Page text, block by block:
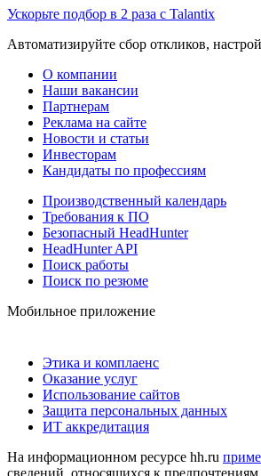
Ускорьте подбор в 2 раза с Talantix
Автоматизируйте сбор откликов,
О компании
Наши вакансии
Партнерам
Реклама на сайте
Новости и статьи
Инвесторам
Кандидаты по профессиям
Производственный календарь
Требования к ПО
Безопасный HeadHunter
HeadHunter API
Поиск работы
Поиск по резюме
Мобильное приложение
Этика и комплаенс
Оказание услуг
Использование сайтов
Защита персональных данных
ИТ аккредитация
На информационном ресурсе hh.ru